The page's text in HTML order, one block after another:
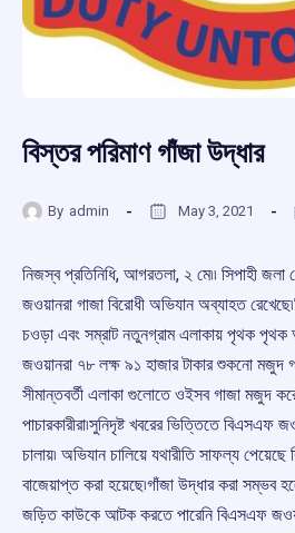
বিস্তর পরিমাণ গাঁজা উদ্ধার
By admin May 3, 2021
নিজস্ব প্রতিনিধি, আগরতলা, ২ মে৷৷ সিপাহী
জওয়ানরা গাজা বিরোধী অভিযান অব্যাহত
চওড়া এবং সম্রাট নতুনগ্রাম এলাকায় পৃথক পৃথক
জওয়ানরা ৭৮ লক্ষ ৯১ হাজার টাকার শুকনো মজুদ
সীমান্তবর্তী এলাকা গুলোতে ওইসব গাজা মজুদ
পাচারকারীরা৷সুনিদৃষ্ট খবরের ভিত্তিতে বিএসএফ
চালায়৷ অভিযান চালিয়ে যথারীতি সাফল্য
বাজেয়াপ্ত করা হয়েছে৷গাঁজা উদ্ধার করা সম্ভব
জড়িত কাউকে আটক করতে পারেনি বিএসএফ